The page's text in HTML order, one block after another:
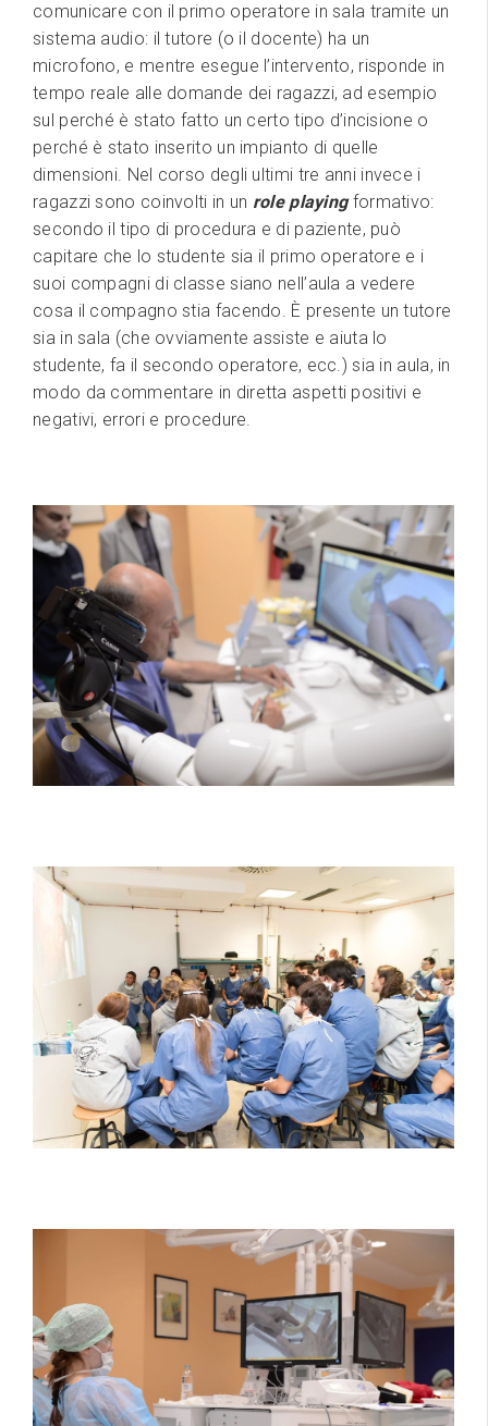
comunicare con il primo operatore in sala tramite un
sistema audio: il tutore (o il docente) ha un
microfono, e mentre esegue l’intervento, risponde in
tempo reale alle domande dei ragazzi, ad esempio
sul perché è stato fatto un certo tipo d’incisione o
perché è stato inserito un impianto di quelle
dimensioni. Nel corso degli ultimi tre anni invece i
ragazzi sono coinvolti in un role playingformativo:
secondo il tipo di procedura e di paziente, può
capitare che lo studente sia il primo operatore e i
suoi compagni di classe siano nell’aula a vedere
cosa il compagno stia facendo. È presente un tutore
sia in sala (che ovviamente assiste e aiuta lo
studente, fa il secondo operatore, ecc.) sia in aula, in
modo da commentare in diretta aspetti positivi e
negativi, errori e procedure.